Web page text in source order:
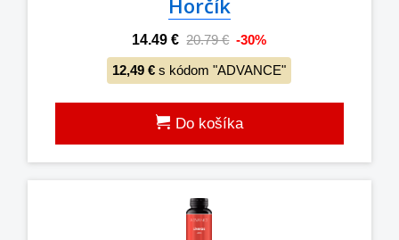
14.49 € 20.79 € -30%
12,49 € s kódom "ADVANCE"
Do košíka